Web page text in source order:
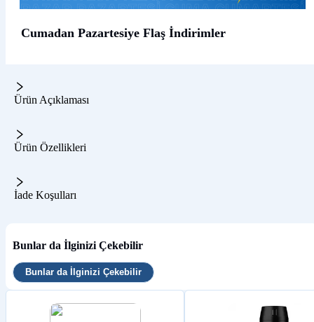
Cumadan Pazartesiye Flaş İndirimler
Ürün Açıklaması
Ürün Özellikleri
İade Koşulları
Bunlar da İlginizi Çekebilir
Bunlar da İlginizi Çekebilir